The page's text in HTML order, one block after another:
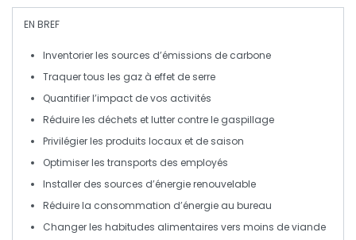
EN BREF
Inventorierles sources d’émissions de carbone
Traquertous les gaz à effet de serre
Quantifierl’impact de vos activités
Réduireles déchets et lutter contre le gaspillage
Privilégierles produits locaux et de saison
Optimiserles transports des employés
Installer des sources d’énergie renouvelable
Réduirela consommation d’énergie au bureau
Changerles habitudes alimentaires vers moins de viande